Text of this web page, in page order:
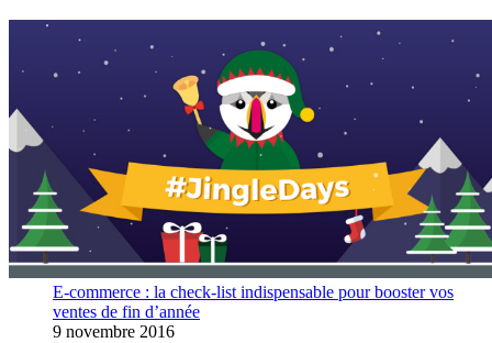
E-commerce : la check-list indispensable pour booster vos
ventes de fin d’année
9 novembre 2016